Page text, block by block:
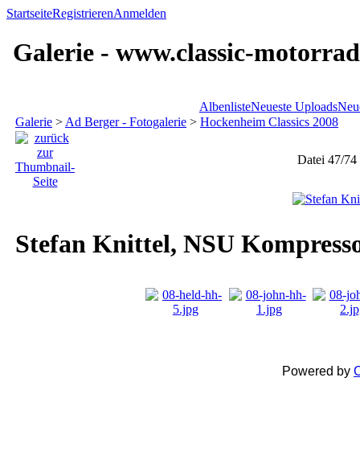
StartseiteRegistrierenAnmelden
Galerie - www.classic-
AlbenlisteNeueste Uploads
Galerie > Ad Berger - Fotogalerie > Hockenheim Classics 2008
Datei 47/74
Stefan Knittel, NSU
Powered by